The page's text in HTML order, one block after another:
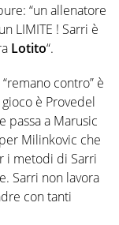
“un allenatore
LIMITE ! Sarri è
Lotito“.
contro” è
è Provedel
passa a Marusic
Milinkovic che
i metodi di Sarri
Sarri non lavora
con tanti